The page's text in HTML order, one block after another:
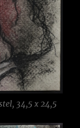
34,5 x 24,5